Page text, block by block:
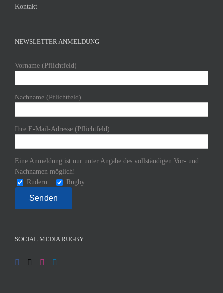
Kontakt
NEWSLETTER ANMELDUNG
Vorname (Pflichtfeld)
Nachname (Pflichtfeld)
Ihre E-Mail-Adresse (Pflichtfeld)
Eine Anmeldung ist nur unter Angabe des vollständigen Vor- und
Nachnamen möglich!
Rudern
Rugby
SOCIAL MEDIA RUGBY